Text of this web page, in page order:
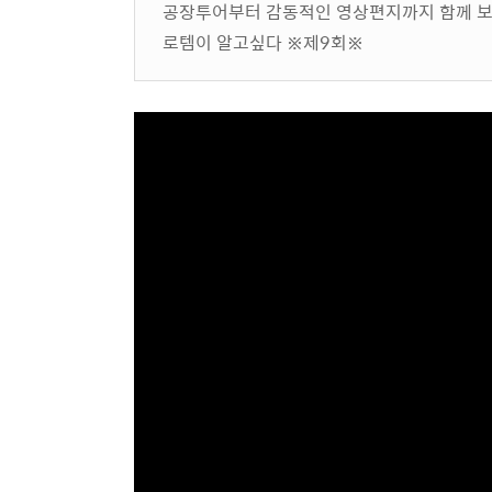
공장투어부터 감동적인 영상편지까지 함께
로템이 알고싶다 ※제9회※